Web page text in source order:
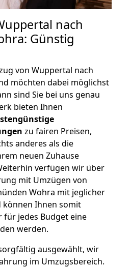
nach
Günstig
von Wuppertal nach
möchten dabei möglichst
sind Sie bei uns genau
bieten Ihnen
zu fairen Preisen,
anderes als die
neuen Zuhause
verfügen wir über
mit Umzügen von
Wohra mit jeglicher
Ihnen somit
jedes Budget eine
werden.
ausgewählt, wir
im Umzugsbereich.